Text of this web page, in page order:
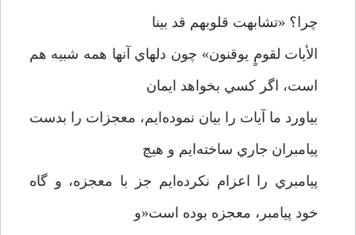
چرا؟ «تشابهت قلوبهم قد بينا
الأيات لقومٍ يوقنون» چون دلهاي آنها همه شبيه هم
است، اگر کسي بخواهد ايمان
بياورد ما آيات را بيان نموده‌ايم، معجزات را بدست
پيامبران جاري ساخته‌ايم و هيچ
پيامبري را اعزام نکرده‌ايم جز با معجزه، و گاه
خود پيامبر، معجزه بوده است«و